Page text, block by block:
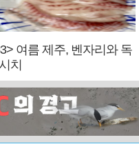
여름 제주, 벤자리와 독
치